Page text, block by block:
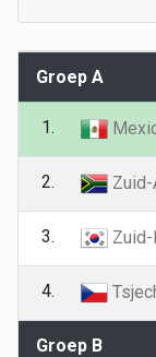
Groep A
1.
2.
3.
4.
Groep B